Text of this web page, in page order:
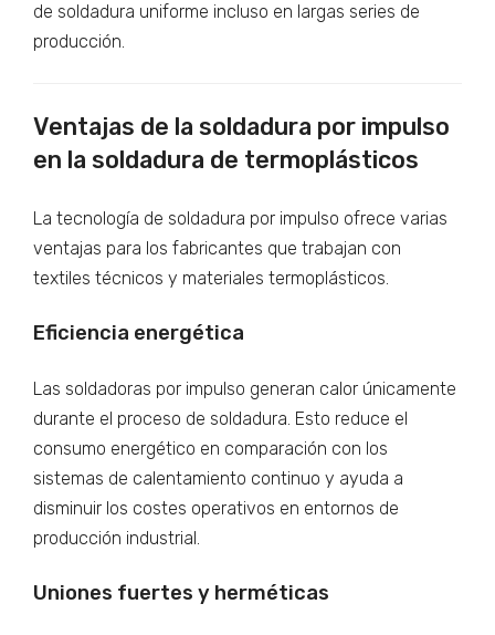
de soldadura uniforme incluso en largas series de
producción.
Ventajas de la soldadura por impulso
en la soldadura de termoplásticos
La tecnología de soldadura por impulso ofrece varias
ventajas para los fabricantes que trabajan con
textiles técnicos y materiales termoplásticos.
Eficiencia energética
Las soldadoras por impulso generan calor únicamente
durante el proceso de soldadura. Esto reduce el
consumo energético en comparación con los
sistemas de calentamiento continuo y ayuda a
disminuir los costes operativos en entornos de
producción industrial.
Uniones fuertes y herméticas